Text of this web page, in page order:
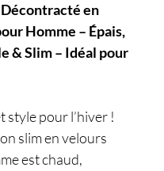
en
Homme – Épais,
& Slim – Idéal pour
style pour l’hiver !
slim en velours
est chaud,